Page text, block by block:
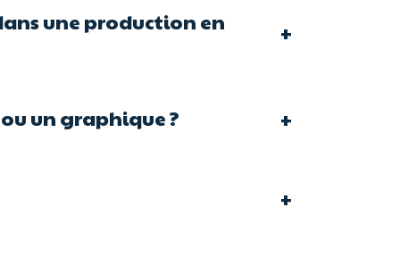
une production en +
un graphique ? +
+